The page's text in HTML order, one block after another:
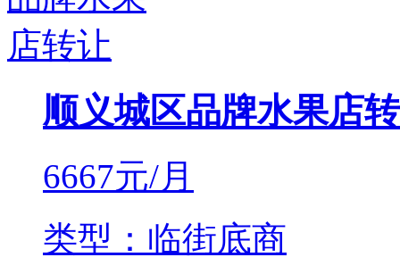
顺义城区品牌水果店
6667元/月
类型：临街底商